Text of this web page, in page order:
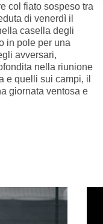
col fiato sospeso tra
di venerdì il
casella degli
in pole per una
avversari,
nella riunione
e quelli sui campi, il
giornata ventosa e